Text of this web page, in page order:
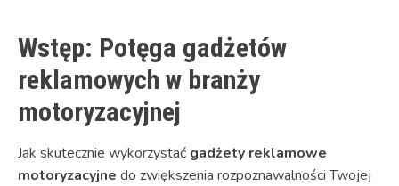
Wstęp: Potęga gadżetów
reklamowych w branży
motoryzacyjnej
Jak skutecznie wykorzystać gadżety reklamowe
motoryzacyjne do zwiększenia rozpoznawalności Twojej